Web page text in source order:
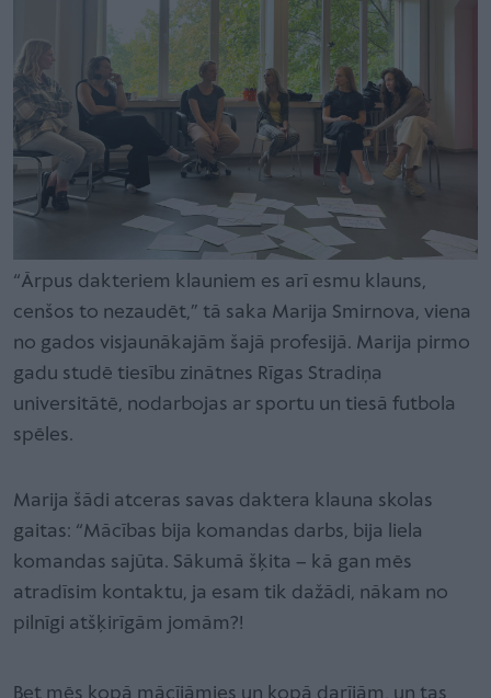
“Ārpus dakteriem klauniem es arī esmu klauns,
cenšos to nezaudēt,” tā saka Marija Smirnova, viena
no gados visjaunākajām šajā profesijā. Marija pirmo
gadu studē tiesību zinātnes Rīgas Stradiņa
universitātē, nodarbojas ar sportu un tiesā futbola
spēles.
Marija šādi atceras savas daktera klauna skolas
gaitas: “Mācības bija komandas darbs, bija liela
komandas sajūta. Sākumā šķita – kā gan mēs
atradīsim kontaktu, ja esam tik dažādi, nākam no
pilnīgi atšķirīgām jomām?!
Bet mēs kopā mācījāmies un kopā darījām, un tas